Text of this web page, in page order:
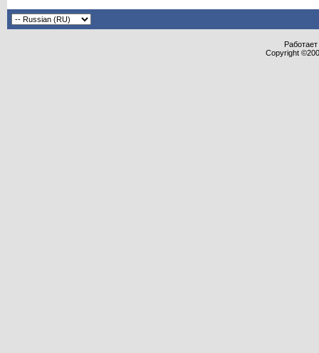
Copyright